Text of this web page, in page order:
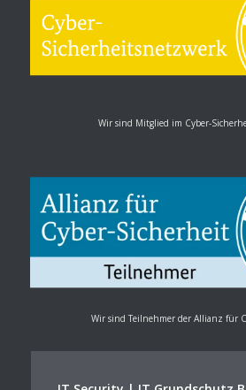
Wir sind Mitglied im Cyber-
Wir sind Teilnehmer der Allianz für